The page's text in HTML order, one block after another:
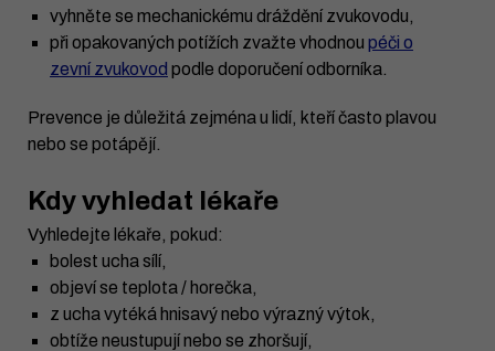
vyhněte se mechanickému dráždění zvukovodu,
při opakovaných potížích zvažte vhodnou péči o
zevní zvukovod podle doporučení odborníka.
Prevence je důležitá zejména u lidí, kteří často plavou
nebo se potápějí.
Kdy vyhledat lékaře
Vyhledejte lékaře, pokud:
bolest ucha sílí,
objeví se teplota / horečka,
z ucha vytéká hnisavý nebo výrazný výtok,
obtíže neustupují nebo se zhoršují,